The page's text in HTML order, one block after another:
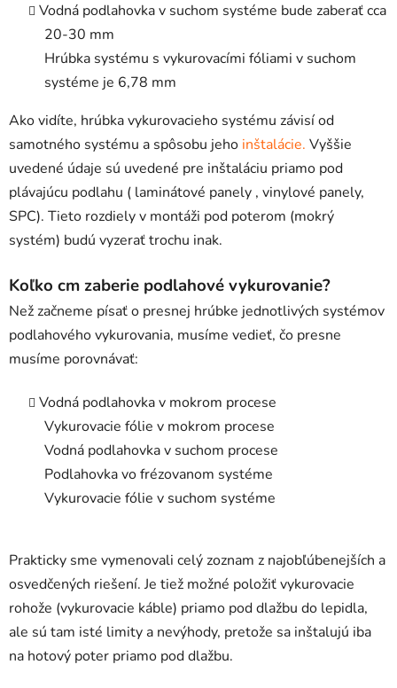
Vodná podlahovka v suchom systéme bude zaberať cca
20-30 mm
Hrúbka systému s vykurovacími fóliami v suchom
systéme je 6,78 mm
Ako vidíte, hrúbka vykurovacieho systému závisí od
samotného systému a spôsobu jeho inštalácie. Vyššie
uvedené údaje sú uvedené pre inštaláciu priamo pod
plávajúcu podlahu ( laminátové panely , vinylové panely,
SPC). Tieto rozdiely v montáži pod poterom (mokrý
systém) budú vyzerať trochu inak.
Koľko cm zaberie podlahové vykurovanie?
Než začneme písať o presnej hrúbke jednotlivých systémov
podlahového vykurovania, musíme vedieť, čo presne
musíme porovnávať:
Vodná podlahovka v mokrom procese
Vykurovacie fólie v mokrom procese
Vodná podlahovka v suchom procese
Podlahovka vo frézovanom systéme
Vykurovacie fólie v suchom systéme
Prakticky sme vymenovali celý zoznam z najobľúbenejších a
osvedčených riešení. Je tiež možné položiť vykurovacie
rohože (vykurovacie káble) priamo pod dlažbu do lepidla,
ale sú tam isté limity a nevýhody, pretože sa inštalujú iba
na hotový poter priamo pod dlažbu.